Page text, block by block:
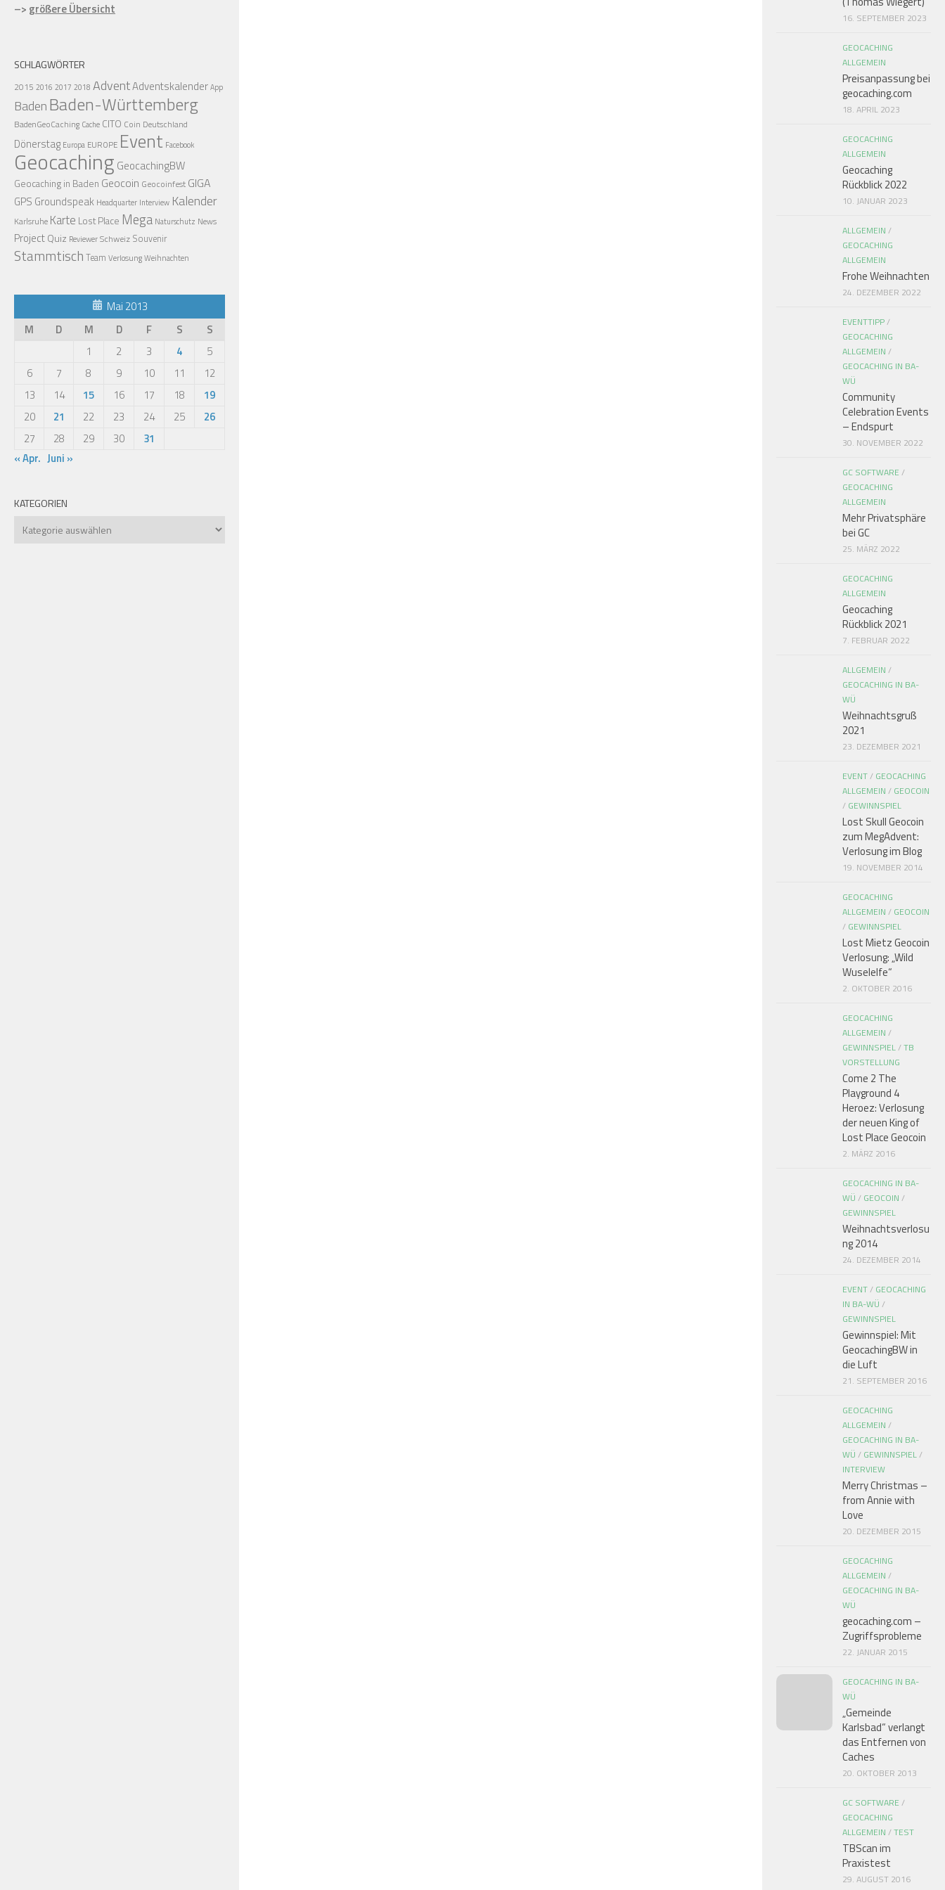
–> größere Übersicht
SCHLAGWÖRTER
2015 2016 2017 2018 AdventAdventskalenderApp
BadenBaden-Württemberg
BadenGeoCaching Cache CITO Coin Deutschland
Dönerstag Europa EUROPE Event Facebook
Geocaching GeocachingBW
Geocaching in Baden Geocoin Geocoinfest GIGA
GPS Groundspeak Headquarter Interview Kalender
Karlsruhe Karte Lost Place Mega Naturschutz News
ProjectQuiz ReviewerSchweiz Souvenir
Stammtisch Team VerlosungWeihnachten
Mai 2013
M
D M D F S
S
1
2 3 4
5
6
7 8 9 10 11
12
13
14 15 16 17 18
19
20
21 22 23 24 25
26
27
28 29 30
31
« Apr. Juni »
KATEGORIEN
Kategorien
16. SEPTEMBER 2023
GEOCACHING
ALLGEMEIN
Preisanpassung bei
geocaching.com
18. APRIL 2023
GEOCACHING
ALLGEMEIN
Geocaching
Rückblick 2022
10. JANUAR 2023
ALLGEMEIN /
GEOCACHING
ALLGEMEIN
Frohe Weihnachten
24. DEZEMBER 2022
EVENTTIPP/
GEOCACHING
ALLGEMEIN /
GEOCACHING IN BA-
WÜ
Community
Celebration Events
– Endspurt
30. NOVEMBER 2022
GC SOFTWARE /
GEOCACHING
ALLGEMEIN
Mehr Privatsphäre
bei GC
25. MÄRZ 2022
GEOCACHING
ALLGEMEIN
Geocaching
Rückblick 2021
7. FEBRUAR 2022
ALLGEMEIN /
GEOCACHING IN BA-
WÜ
Weihnachtsgruß
2021
23. DEZEMBER 2021
EVENT/ GEOCACHING
ALLGEMEIN / GEOCOIN
/ GEWINNSPIEL
Lost Skull Geocoin
zum MegAdvent:
Verlosung im Blog
19. NOVEMBER 2014
GEOCACHING
ALLGEMEIN / GEOCOIN
/ GEWINNSPIEL
Lost Mietz Geocoin
Verlosung: „Wild
Wuselelfe“
2. OKTOBER 2016
GEOCACHING
ALLGEMEIN /
GEWINNSPIEL/TB
VORSTELLUNG
Come 2 The
Playground 4
Heroez: Verlosung
der neuen King of
Lost Place Geocoin
2. MÄRZ 2016
GEOCACHING IN BA-
WÜ / GEOCOIN /
GEWINNSPIEL
Weihnachtsverlosu
ng 2014
24. DEZEMBER 2014
EVENT/ GEOCACHING
IN BA-WÜ /
GEWINNSPIEL
Gewinnspiel: Mit
GeocachingBW in
die Luft
21. SEPTEMBER 2016
GEOCACHING
ALLGEMEIN /
GEOCACHING IN BA-
WÜ / GEWINNSPIEL/
INTERVIEW
Merry Christmas –
from Annie with
Love
20. DEZEMBER 2015
GEOCACHING
ALLGEMEIN /
GEOCACHING IN BA-
WÜ
geocaching.com –
Zugriffsprobleme
22. JANUAR 2015
GEOCACHING IN BA-
WÜ
„Gemeinde
Karlsbad“ verlangt
das Entfernen von
Caches
20. OKTOBER 2013
GC SOFTWARE /
GEOCACHING
ALLGEMEIN /TEST
TBScan im
Praxistest
29. AUGUST 2016